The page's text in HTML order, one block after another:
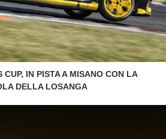
CUP, IN PISTA A MISANO CON LA
DELLA LOSANGA